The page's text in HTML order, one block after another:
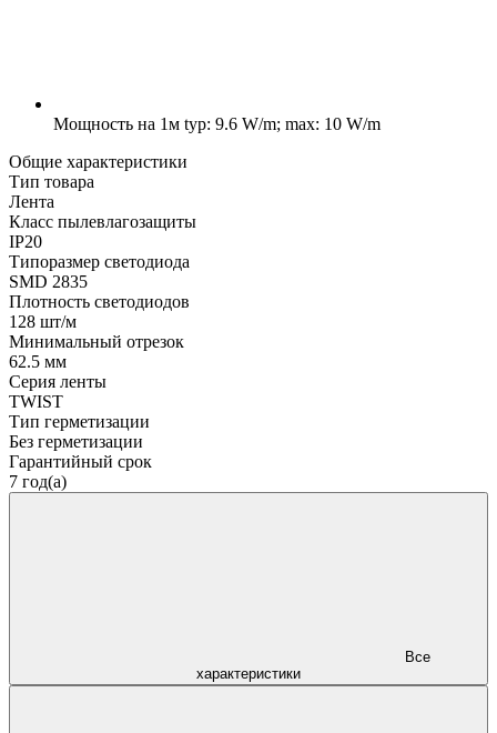
Мощность на 1м typ: 9.6 W/m; max: 10 W/m
Общие характеристики
Тип товара
Лента
Класс пылевлагозащиты
IP20
Типоразмер светодиода
SMD 2835
Плотность светодиодов
128 шт/м
Минимальный отрезок
62.5 мм
Серия ленты
TWIST
Тип герметизации
Без герметизации
Гарантийный срок
7 год(а)
характеристики